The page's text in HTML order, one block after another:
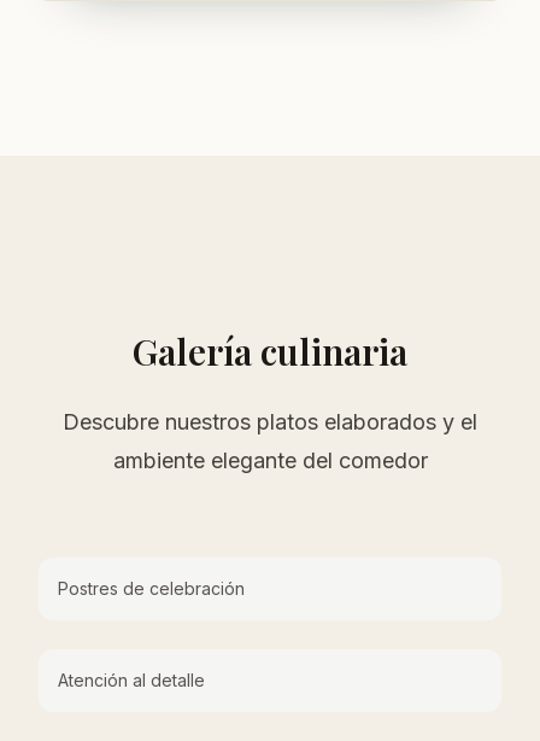
Galería culinaria
Descubre nuestros platos elaborados y el
ambiente elegante del comedor
Postres de celebración
Atención al detalle